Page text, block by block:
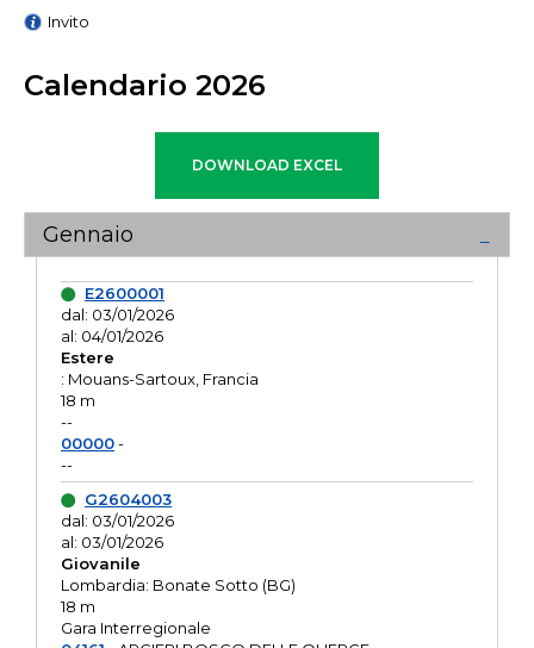
Invito
Calendario 2026
Gennaio
E2600001
dal: 03/01/2026
al: 04/01/2026
Estere
: Mouans-Sartoux, Francia
18 m
--
00000-
--
G2604003
dal: 03/01/2026
al: 03/01/2026
Giovanile
Lombardia: Bonate Sotto (BG)
18 m
Gara Interregionale